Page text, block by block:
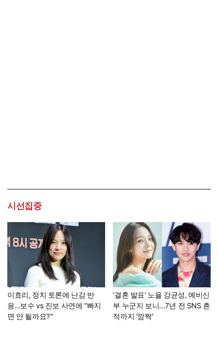
시선집중
이효리, 정치 토론에 난감 반
응…보수 vs 진보 사연에 "빠지
면 안 될까요?"
'결혼 발표' 노을 강균성, 예비신
부 누군지 보니…7년 전 SNS 흔
적까지 '깜짝'